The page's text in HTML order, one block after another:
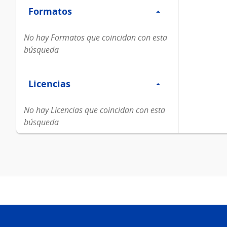
Formatos
Formatos
No hay Formatos que coincidan con esta
búsqueda
Licencias
Licencias
No hay Licencias que coincidan con esta
búsqueda